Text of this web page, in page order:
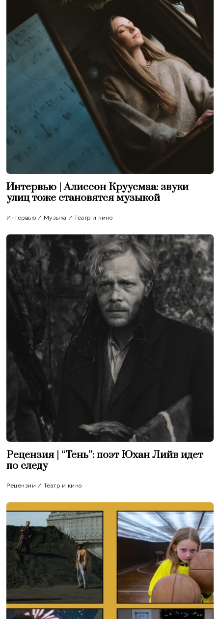
Интервью | Алиссон Круусмаа: звуки
улиц тоже становятся музыкой
Интервью / Музыка / Театр и кино
Рецензия | “Тень”: поэт Юхан Лийв идет
по следу
Рецензии / Театр и кино